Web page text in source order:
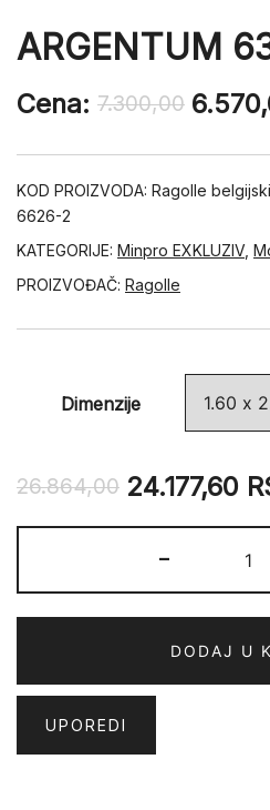
ARGENTUM
Cena: 7.300,00
KOD PROIZVODA: Ragolle
6626-2
KATEGORIJE: Minpro EXKLUZIV,
PROIZVOĐAČ: Ragolle
Dimenzije
26.864,00 24.177,60
-
DODAJ U
UPOREDI